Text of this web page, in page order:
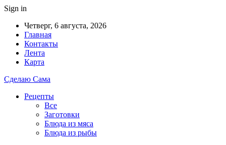
Sign in
Четверг, 6 августа, 2026
Главная
Контакты
Лента
Карта
Сделаю Сама
Рецепты
Все
Заготовки
Блюда из мяса
Блюда из рыбы